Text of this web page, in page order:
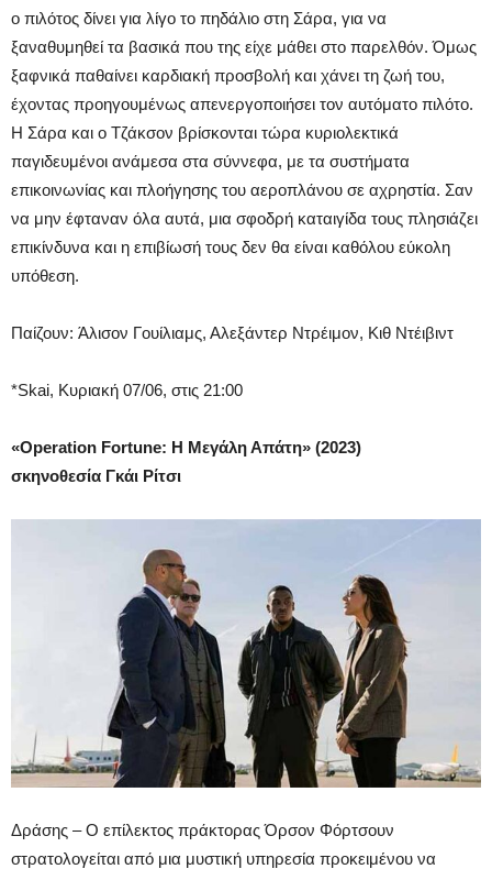
ο πιλότος δίνει για λίγο το πηδάλιο στη Σάρα, για να
ξαναθυμηθεί τα βασικά που της είχε μάθει στο παρελθόν. Όμως
ξαφνικά παθαίνει καρδιακή προσβολή και χάνει τη ζωή του,
έχοντας προηγουμένως απενεργοποιήσει τον αυτόματο πιλότο.
Η Σάρα και ο Τζάκσον βρίσκονται τώρα κυριολεκτικά
παγιδευμένοι ανάμεσα στα σύννεφα, με τα συστήματα
επικοινωνίας και πλοήγησης του αεροπλάνου σε αχρηστία. Σαν
να μην έφταναν όλα αυτά, μια σφοδρή καταιγίδα τους πλησιάζει
επικίνδυνα και η επιβίωσή τους δεν θα είναι καθόλου εύκολη
υπόθεση.
Παίζουν: Άλισον Γουίλιαμς, Αλεξάντερ Ντρέιμον, Κιθ Ντέιβιντ
*Skai, Κυριακή 07/06, στις 21:00
«Operation Fortune: Η Μεγάλη Απάτη» (2023)
σκηνοθεσία Γκάι Ρίτσι
Δράσης – O επίλεκτος πράκτορας Όρσον Φόρτσουν
στρατολογείται από μια μυστική υπηρεσία προκειμένου να